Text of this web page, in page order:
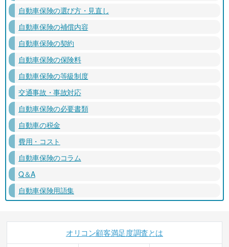
自動車保険の選び方・見直し
自動車保険の補償内容
自動車保険の契約
自動車保険の保険料
自動車保険の等級制度
交通事故・事故対応
自動車保険の必要書類
自動車の税金
費用・コスト
自動車保険のコラム
Q＆A
自動車保険用語集
オリコン顧客満足度調査とは